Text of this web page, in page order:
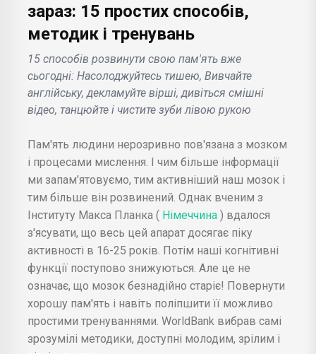
зараз: 15 простих способів,
методик і тренувань
15 способів розвинути свою пам'ять вже
сьогодні: Насолоджуйтесь тишею, Вивчайте
англійську, декламуйте вірші, дивіться смішні
відео, танцюйте і чистите зуби лівою рукою
Пам'ять людини нерозривно пов'язана з мозком
і процесами мислення. І чим більше інформації
ми запам'ятовуємо, тим активніший наш мозок і
тим більше він розвинений. Однак вченим з
Інституту Макса Планка ( Німеччина ) вдалося
з'ясувати, що весь цей апарат досягає піку
активності в 16-25 років. Потім наші когнітивні
функції поступово знижуються. Але це не
означає, що мозок безнадійно старіє! Повернути
хорошу пам'ять і навіть поліпшити її можливо
простими тренуваннями. WorldBank вибрав самі
зрозумілі методики, доступні молодим, зрілим і